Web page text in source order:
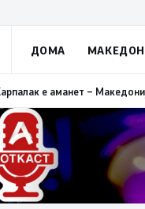
ДОМА
бараат